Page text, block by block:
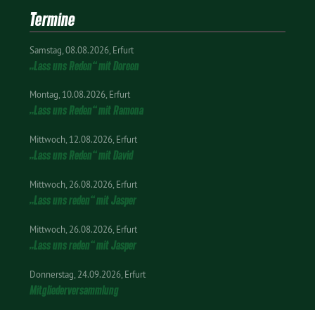
Termine
Samstag 08.08.2026 Erfurt
„Lass uns Reden“ mit Doreen
Montag 10.08.2026 Erfurt
„Lass uns Reden“ mit Ramona
Mittwoch 12.08.2026 Erfurt
„Lass uns Reden“ mit David
Mittwoch 26.08.2026 Erfurt
„Lass uns reden“ mit Jasper
Mittwoch 26.08.2026 Erfurt
„Lass uns reden“ mit Jasper
Donnerstag 24.09.2026 Erfurt
Mitgliederversammlung